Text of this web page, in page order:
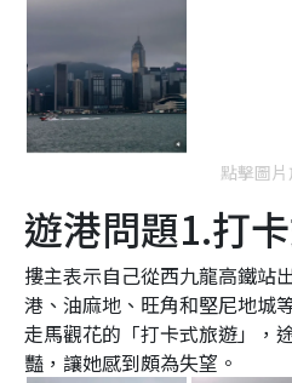
點擊圖
遊港問題1.打
摟主表示自己從西九龍高鐵站
港、油麻地、旺角和堅尼地城
走馬觀花的「打卡式旅遊」，
豔，讓她感到頗為失望。